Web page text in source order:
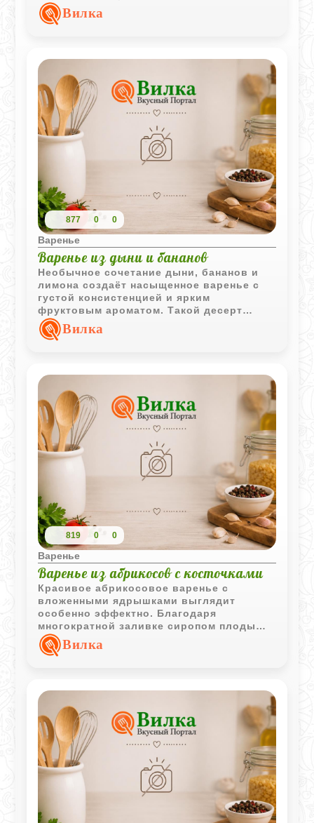
свежесть, а инжир обогащает его
полезными витаминами и
десерту, а также поможет укрепить
иммунитет в холодное время года.
Вилка
877 0 0
Варенье
Варенье из дыни и бананов
Необычное сочетание дыни, бананов и
лимона создаёт насыщенное варенье с
густой консистенцией и ярким
фруктовым ароматом. Такой десерт
хорошо подходит к чаю, тостам и
домашней выпечке.
Вилка
819 0 0
Варенье
Варенье из абрикосов с косточками
Красивое абрикосовое варенье с
вложенными ядрышками выглядит
особенно эффектно. Благодаря
многократной заливке сиропом плоды
сохраняют форму и хорошо
пропитываются сладким сиропом.
Вилка